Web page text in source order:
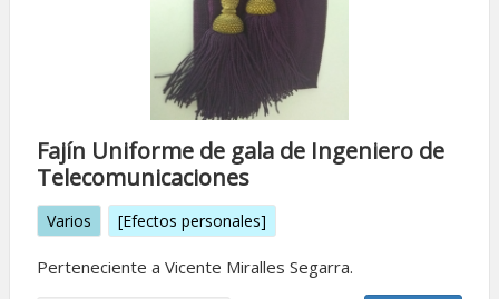
Fají­n Uniforme de gala de Ingeniero de
Telecomunicaciones
Varios [Efectos personales]
Perteneciente a Vicente Miralles Segarra.